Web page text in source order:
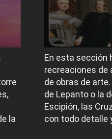
la
En esta sección
recreaciones
de obras de
de Lepanto o la
Escipión, las
con todo detalle